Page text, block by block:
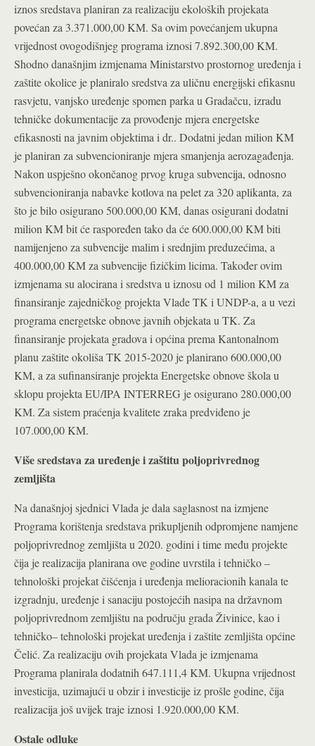
iznos sredstava planiran za realizaciju ekoloških projekata
povećan za 3.371.000,00 KM. Sa ovim povećanjem ukupna
vrijednost ovogodišnjeg programa iznosi 7.892.300,00 KM.
Shodno današnjim izmjenama Ministarstvo prostornog uređenja i
zaštite okolice je planiralo sredstva za uličnu energijski efikasnu
rasvjetu, vanjsko uređenje spomen parka u Gradačcu, izradu
tehničke dokumentacije za provođenje mjera energetske
efikasnosti na javnim objektima i dr.. Dodatni jedan milion KM
je planiran za subvencioniranje mjera smanjenja aerozagađenja.
Nakon uspješno okončanog prvog kruga subvencija, odnosno
subvencioniranja nabavke kotlova na pelet za 320 aplikanta, za
što je bilo osigurano 500.000,00 KM, danas osigurani dodatni
milion KM bit će raspoređen tako da će 600.000,00 KM biti
namijenjeno za subvencije malim i srednjim preduzećima, a
400.000,00 KM za subvencije fizičkim licima. Također ovim
izmjenama su alocirana i sredstva u iznosu od 1 milion KM za
finansiranje zajedničkog projekta Vlade TK i UNDP-a, a u vezi
programa energetske obnove javnih objekata u TK. Za
finansiranje projekata gradova i općina prema Kantonalnom
planu zaštite okoliša TK 2015-2020 je planirano 600.000,00
KM, a za sufinansiranje projekta Energetske obnove škola u
sklopu projekta EU/IPA INTERREG je osigurano 280.000,00
KM. Za sistem praćenja kvalitete zraka predviđeno je
107.000,00 KM.
Više sredstava za uređenje i zaštitu poljoprivrednog
zemljišta
Na današnjoj sjednici Vlada je dala saglasnost na izmjene
Programa korištenja sredstava prikupljenih odpromjene namjene
poljoprivrednog zemljišta u 2020. godini i time među projekte
čija je realizacija planirana ove godine uvrstila i tehničko –
tehnološki projekat čišćenja i uređenja melioracionih kanala te
izgradnju, uređenje i sanaciju postojećih nasipa na državnom
poljoprivrednom zemljištu na području grada Živinice, kao i
tehničko– tehnološki projekat uređenja i zaštite zemljišta općine
Čelić. Za realizaciju ovih projekata Vlada je izmjenama
Programa planirala dodatnih 647.111,4 KM. Ukupna vrijednost
investicija, uzimajući u obzir i investicije iz prošle godine, čija
realizacija još uvijek traje iznosi 1.920.000,00 KM.
Ostale odluke